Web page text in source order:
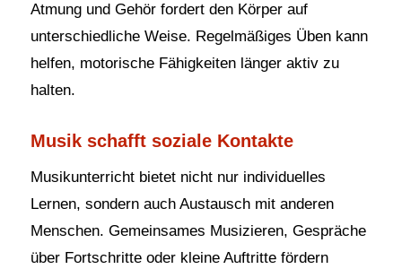
Atmung und Gehör fordert den Körper auf
unterschiedliche Weise. Regelmäßiges Üben kann
helfen, motorische Fähigkeiten länger aktiv zu
halten.
Musik schafft soziale Kontakte
Musikunterricht bietet nicht nur individuelles
Lernen, sondern auch Austausch mit anderen
Menschen. Gemeinsames Musizieren, Gespräche
über Fortschritte oder kleine Auftritte fördern